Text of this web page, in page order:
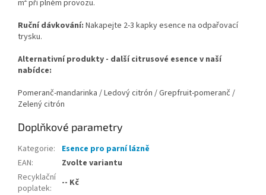
m při plném provozu.
Ruční dávkování: Nakapejte 2-3 kapky esence na odpařovací
trysku.
Alternativní produkty - další citrusové esence v naší
nabídce:
Pomeranč-mandarinka / Ledový citrón / Grepfruit-pomeranč /
Zelený citrón
Doplňkové parametry
Kategorie:
Esence pro parní lázně
EAN:
Zvolte variantu
Recyklační
poplatek: -- Kč